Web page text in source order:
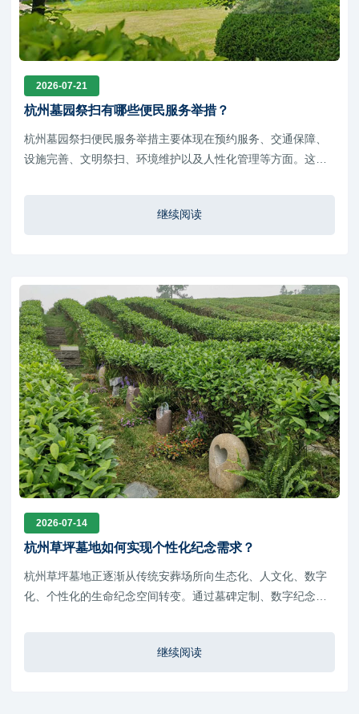
2026-07-21
杭州墓园祭扫有哪些便民服务举措？
杭州墓园祭扫便民服务举措主要体现在预约服务、交通保障、
设施完善、文明祭扫、环境维护以及人性化管理等方面。这些
继续阅读
2026-07-14
杭州草坪墓地如何实现个性化纪念需求？
杭州草坪墓地正逐渐从传统安葬场所向生态化、人文化、数字
化、个性化的生命纪念空间转变。通过墓碑定制、数字纪念、
明建设和生态殡葬发展的方向。继续阅读